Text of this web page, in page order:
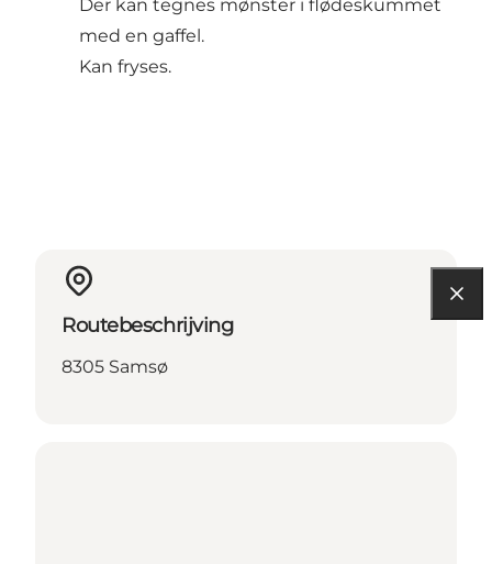
Der kan tegnes mønster i flødeskummet
med en gaffel.
Kan fryses.
Routebeschrijving
8305 Samsø